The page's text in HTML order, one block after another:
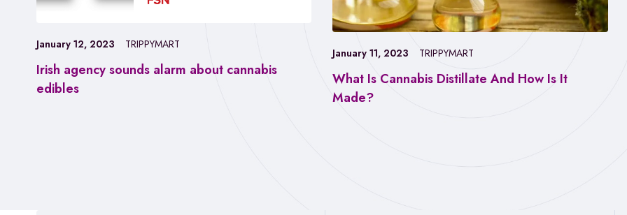
Irish agency sounds alarm about cannabis
edibles
January 12, 2023 TRIPPYMART
What Is Cannabis Distillate And How Is It
Made?
January 11, 2023 TRIPPYMART